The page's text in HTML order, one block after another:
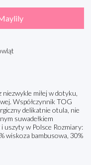
niezwykle miłej w dotyku,
Współczynnik TOG
delikatnie otula, nie
suwadełkiem
w Polsce Rozmiary:
wiskoza bambusowa, 30%